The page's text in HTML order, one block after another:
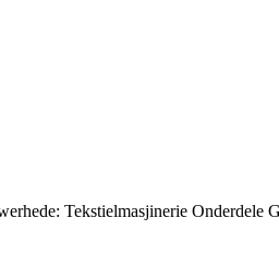
Tekstielmasjinerie Onderdele